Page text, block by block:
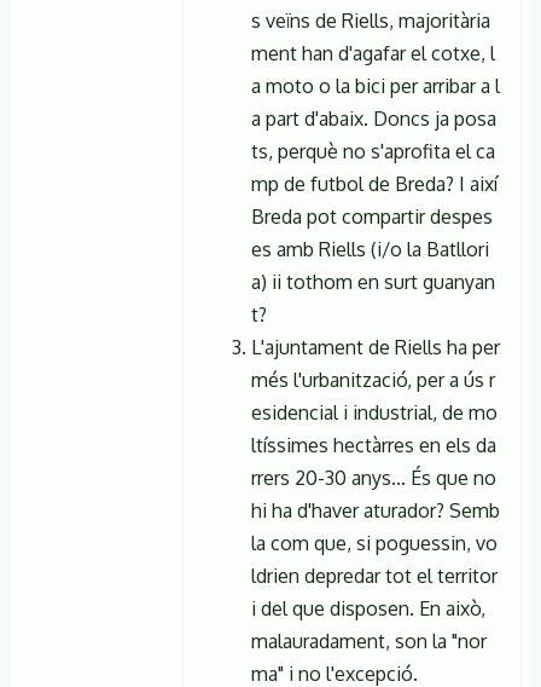
s veïns de Riells, majoritària
ment han d'agafar el cotxe, l
a moto o la bici per arribar a l
a part d'abaix. Doncs ja posa
ts, perquè no s'aprofita el ca
mp de futbol de Breda? I així
Breda pot compartir despes
es amb Riells (i/o la Batllori
a) ii tothom en surt guanyan
t?
L'ajuntament de Riells ha per
més l'urbanització, per a ús r
esidencial i industrial, de mo
ltíssimes hectàrres en els da
rrers 20-30 anys... És que no
hi ha d'haver aturador? Semb
la com que, si poguessin, vo
ldrien depredar tot el territor
i del que disposen. En això,
malauradament, son la "nor
ma" i no l'excepció.